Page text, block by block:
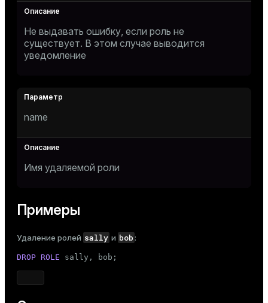
Не выдавать ошибку, если роль не
существует. В этом случае выводится
уведомление
name
Имя удаляемой роли
Примеры
Удаление ролей sally и bob:
DROP ROLE sally, bob;